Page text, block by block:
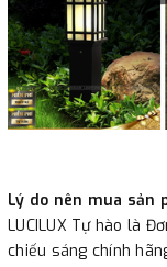
Lý do nên mua sản
LUCILUX Tự hào là
chiếu sáng chính